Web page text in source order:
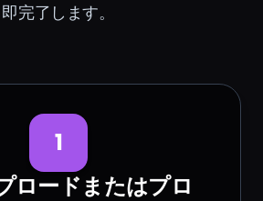
即完了します。
1
ロードまたはプロ